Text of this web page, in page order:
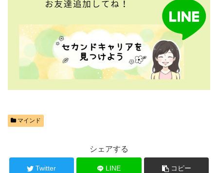
マインド
シェアする
Twitter LINE コピー